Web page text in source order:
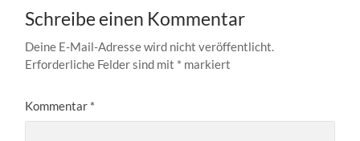
Schreibe einen Kommentar
Deine E-Mail-Adresse wird nicht veröffentlicht.
Erforderliche Felder sind mit * markiert
Kommentar *